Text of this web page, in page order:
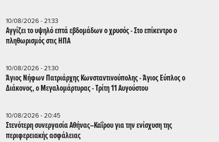
10/08/2026 - 21:33
Αγγίζει το υψηλό επτά εβδομάδων ο χρυσός - Στο επίκεντρο ο
πληθωρισμός στις ΗΠΑ
10/08/2026 - 21:30
Άγιος Νήφων Πατριάρχης Κωνσταντινούπολης - Άγιος Εύπλος ο
Διάκονος, ο Μεγαλομάρτυρας - Τρίτη 11 Αυγούστου
10/08/2026 - 20:45
Στενότερη συνεργασία Αθήνας–Καΐρου για την ενίσχυση της
περιφερειακής ασφάλειας